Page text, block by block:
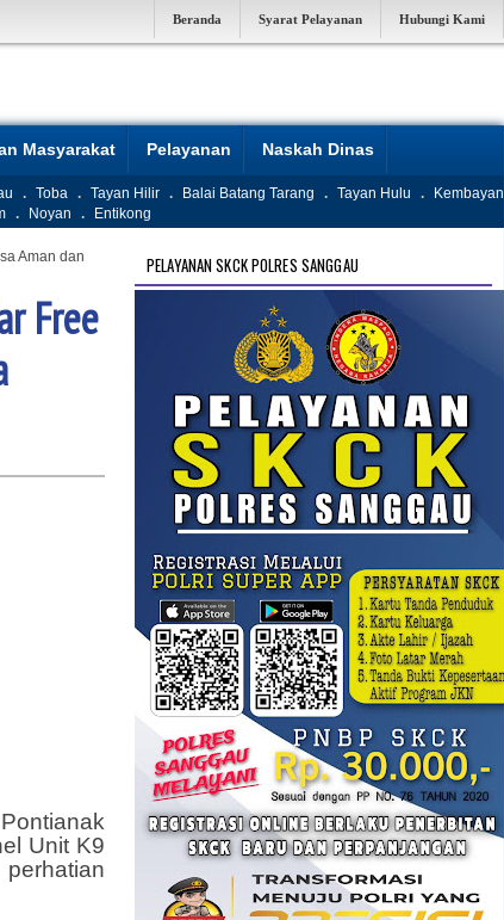
Beranda Syarat Pelayanan Hubungi Kami
Masyarakat Pelayanan Naskah Dinas
. Toba . Tayan Hilir . Balai Batang Tarang . Tayan Hulu .
Kembayan
. Noyan . Entikong
Aman dan
Free
Unit K9
PELAYANAN SKCK POLRES SANGGAU